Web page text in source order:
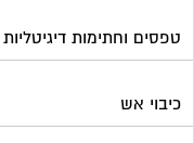
טפסים וחתימות דיגיטליות
כיבוי אש